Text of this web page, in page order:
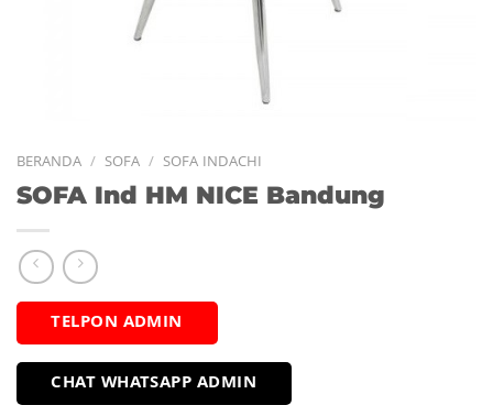
BERANDA / SOFA / SOFA INDACHI
SOFA Ind HM NICE Bandung
TELPON ADMIN
CHAT WHATSAPP ADMIN